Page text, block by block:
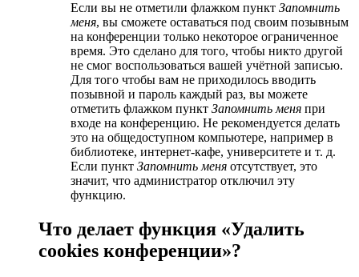
Если вы не отметили флажком пункт Запомнить
меня, вы сможете оставаться под своим позывным
на конференции только некоторое ограниченное
время. Это сделано для того, чтобы никто другой
не смог воспользоваться вашей учётной записью.
Для того чтобы вам не приходилось вводить
позывной и пароль каждый раз, вы можете
отметить флажком пункт Запомнить меня при
входе на конференцию. Не рекомендуется делать
это на общедоступном компьютере, например в
библиотеке, интернет-кафе, университете и т. д.
Если пункт Запомнить меня отсутствует, это
значит, что администратор отключил эту
функцию.
Что делает функция «Удалить
cookies конференции»?